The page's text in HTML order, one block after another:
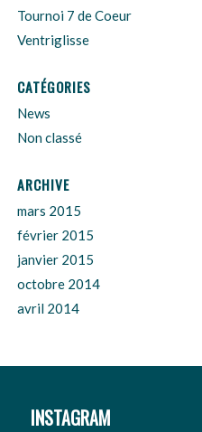
Tournoi 7 de Coeur
Ventriglisse
CATÉGORIES
News
Non classé
ARCHIVE
mars 2015
février 2015
janvier 2015
octobre 2014
avril 2014
INSTAGRAM